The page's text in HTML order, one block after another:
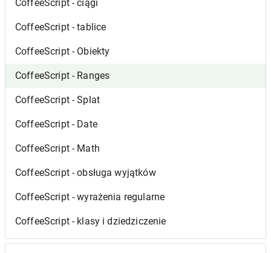
CoffeeScript - ciągi
CoffeeScript - tablice
CoffeeScript - Obiekty
CoffeeScript - Ranges
CoffeeScript - Splat
CoffeeScript - Date
CoffeeScript - Math
CoffeeScript - obsługa wyjątków
CoffeeScript - wyrażenia regularne
CoffeeScript - klasy i dziedziczenie